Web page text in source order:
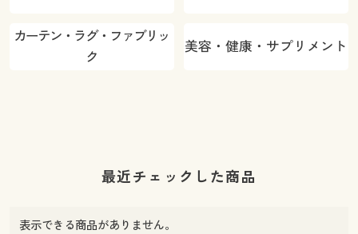
カーテン・ラグ・ファブリッ
ク
美容・健康・サプリメント
最近チェックした商品
表示できる商品がありません。